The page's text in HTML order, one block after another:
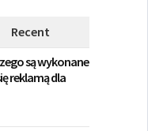
Recent
są wykonane
reklamą dla